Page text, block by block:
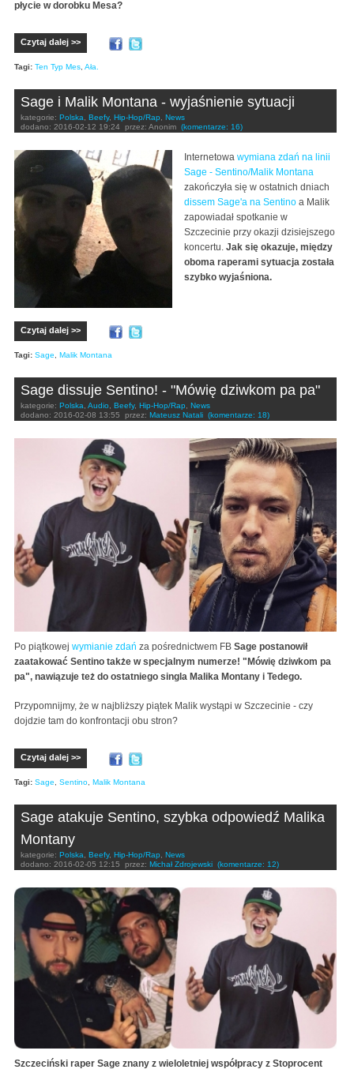
płycie w dorobku Mesa?
Czytaj dalej >>
Tagi: Ten Typ Mes Ała.
Sage i Malik Montana - wyjaśnienie sytuacji
kategorie: Polska Beefy, Hip-Hop/Rap
News
dodano: 2016-02-12 19:24 przez: Anonim (komentarze: 16)
Internetowa wymiana zdań na linii
Sage - Sentino/Malik Montana
zakończyła się w ostatnich dniach
dissem Sage'a na Sentino a Malik
zapowiadał spotkanie w
Szczecinie przy okazji dzisiejszego
koncertu. Jak się okazuje, między
oboma raperami sytuacja została
szybko wyjaśniona.
Czytaj dalej >>
Tagi: Sage Malik Montana
Sage dissuje Sentino! - "Mówię dziwkom pa pa"
kategorie: Polska Audio Beefy, Hip-Hop/Rap
News
dodano: 2016-02-08 13:55 przez: Mateusz Natali (komentarze: 18)
Po piątkowej wymianie zdań za pośrednictwem FB Sage postanowił
zaatakować Sentino także w specjalnym numerze! "Mówię dziwkom pa
pa", nawiązuje też do ostatniego singla Malika Montany i Tedego.
Przypomnijmy, że w najbliższy piątek Malik wystąpi w Szczecinie - czy
dojdzie tam do konfrontacji obu stron?
Czytaj dalej >>
Tagi: Sage Sentino Malik Montana
Sage atakuje Sentino, szybka odpowiedź Malika
Montany
kategorie: Polska Beefy, Hip-Hop/Rap
News
dodano: 2016-02-05 12:15 przez: Michał Zdrojewski (komentarze: 12)
Szczeciński raper Sage znany z wieloletniej współpracy z Stoprocent